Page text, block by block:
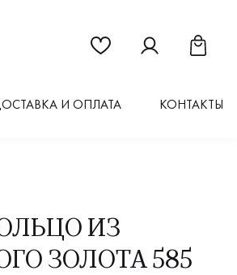
Ссылка на страницу
Ссылка наСсылка
И ОПЛАТА КОНТАКТЫ
ИЗ
ЗОЛОТА 585